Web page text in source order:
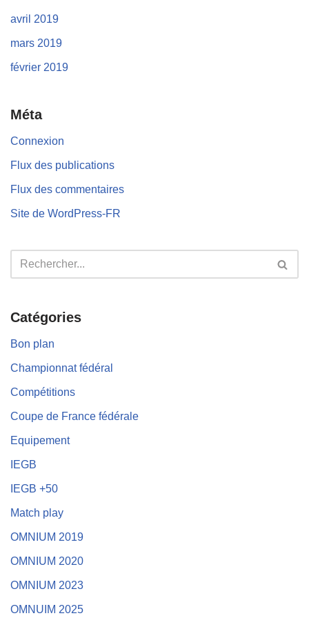
avril 2019
mars 2019
février 2019
Méta
Connexion
Flux des publications
Flux des commentaires
Site de WordPress-FR
Catégories
Bon plan
Championnat fédéral
Compétitions
Coupe de France fédérale
Equipement
IEGB
IEGB +50
Match play
OMNIUM 2019
OMNIUM 2020
OMNIUM 2023
OMNUIM 2025